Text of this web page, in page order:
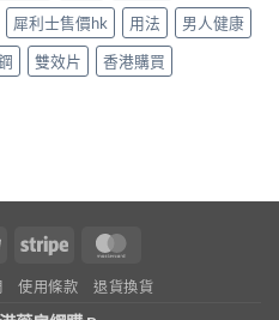
犀利士售價hk 用法
男人健康
雙效片 香港購買
PayPal Stripe
使用條款 退貨換貨